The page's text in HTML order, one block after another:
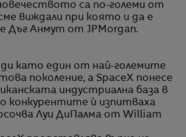
са по-големи от
виждали при която и да е
Дъг Анмут от JPMorgan.
като един от най-големите
поколение, а SpaceX понесе
индустриална база в
конкурентите ѝ изпитваха
Луи ДиПалма от William